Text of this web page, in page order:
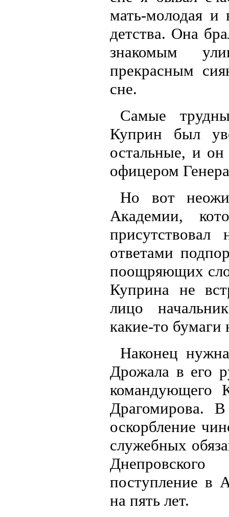
мать-молодая и
детства. Она
знакомым
прекрасным
сне.
Самые
Куприн был
остальные, и
офицером
Но вот
Академии,
ответами
поощряющих
Куприна не
лицо
какие-то бумаги
Наконец
Дрожала в его
командующего
Драгомирова.
оскорбление
служебных
поступление в
на пять лет.